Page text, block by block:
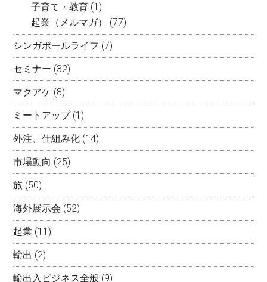
子育て・教育 (1)
起業（メルマガ）
(77)
シンガポールライフ (7)
セミナー (32)
マクアケ (8)
ミートアップ(1)
外注、仕組み化 (14)
市場動向 (25)
旅 (50)
海外展示会 (52)
起業 (11)
輸出 (2)
輸出入ビジネス全般 (9)